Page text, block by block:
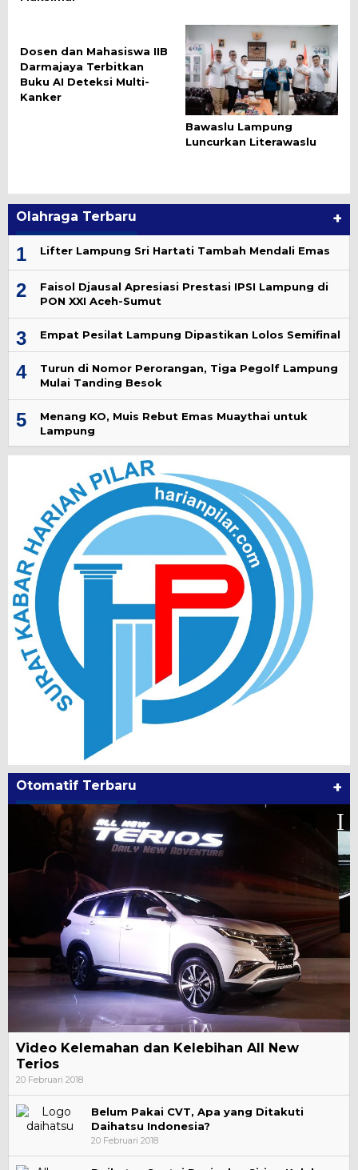
Dosen dan Mahasiswa IIB
Darmajaya Terbitkan
Buku AI Deteksi Multi-
Kanker
Bawaslu Lampung
Luncurkan Literawaslu
Olahraga Terbaru +
1 Lifter Lampung Sri Hartati Tambah Mendali Emas
2
Faisol Djausal Apresiasi Prestasi IPSI Lampung di
PON XXI Aceh-Sumut
3 Empat Pesilat Lampung Dipastikan Lolos Semifinal
4
Turun di Nomor Perorangan, Tiga Pegolf Lampung
Mulai Tanding Besok
5
Menang KO, Muis Rebut Emas Muaythai untuk
Lampung
Otomatif Terbaru +
Video Kelemahan dan Kelebihan All New
Terios
20 Februari 2018
Belum Pakai CVT, Apa yang Ditakuti
Daihatsu Indonesia?
20 Februari 2018